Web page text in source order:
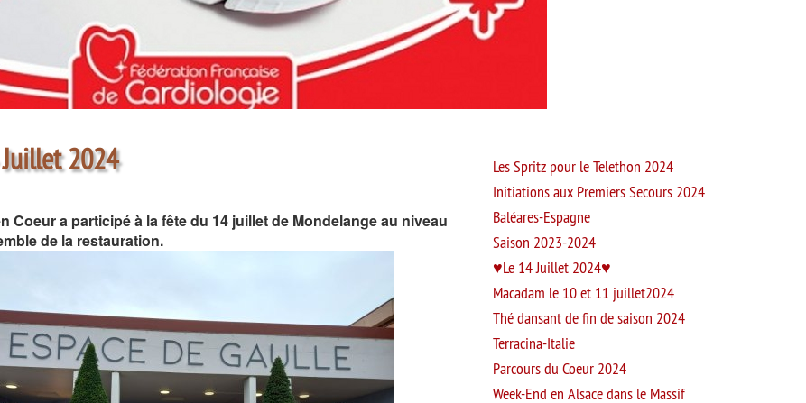
2024
Coeur a participé à la fête du 14 juillet de Mondelange au niveau
de la restauration.
Les Spritz pour le Telethon 2024
Initiations aux Premiers Secours 2024
Baléares-Espagne
Saison 2023-2024
Le 14 Juillet 2024
Macadam le 10 et 11 juillet2024
Thé dansant de fin de saison 2024
Terracina-Italie
Parcours du Coeur 2024
Week-End en Alsace dans le Massif